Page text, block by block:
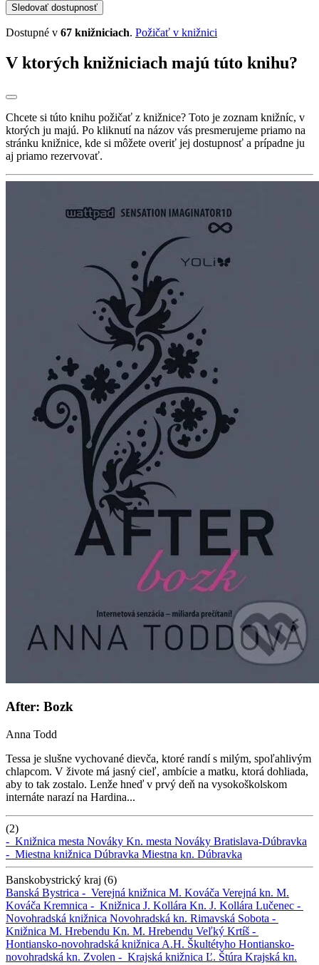
Sledovať dostupnosť
Dostupné v 67 knižniciach. Požičať v knižnici
V ktorých knižniciach majú túto knihu?
Chcete si túto knihu požičať z knižnice? Toto je zoznam knižníc, v
ktorých ju majú. Po kliknutí na názov vás presmerujeme priamo na
stránku knižnice, kde si môžete overiť jej dostupnosť a prípadne ju
aj priamo rezervovať.
After: Bozk
Anna Todd
Tessa je slušne vychované dievča, ktoré randí s milým, spoľahlivým
chlapcom. V živote má jasný cieľ, ambície a matku, ktorá dohliada,
aby to tak zostalo. Lenže hneď v prvý deň na vysokoškolskom
internáte narazí na Hardina...
(2)
- Knižnica mesta Nováky Kn. mesta Nováky Bratislava-Dúbravka
- Miestna knižnica Dúbravka Miestna kn. Dúbravka
Banskobystrický kraj (6)
Banská Bystrica - Verejná knižnica M. Kováča Verejná kn. M.
Kováča Kremnica - Knižnica J. Kollára Kn. J. Kollára Lučenec -
Novohradská knižnica Novohradská kn. Rimavská Sobota -
Knižnica M. Hrebendu Kn. M. Hrebendu Veľký Krtíš -
Hontiansko-novohradská knižnica A.H. Škultétyho Hontiansko-
novohradská kn. Zvolen - Krajská knižnica Ľ. Štúra Krajská kn.